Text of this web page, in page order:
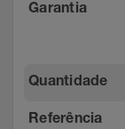
Garantia
Quantidade
Referência